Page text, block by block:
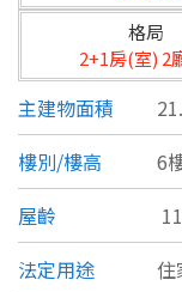
新北市
宜蘭縣
桃園市
新竹市
新竹縣
類型(可複選)
不拘
別墅
格局
2+1房(室) 2
主建物面積
樓別/樓高
6
屋齡
法定用途
住